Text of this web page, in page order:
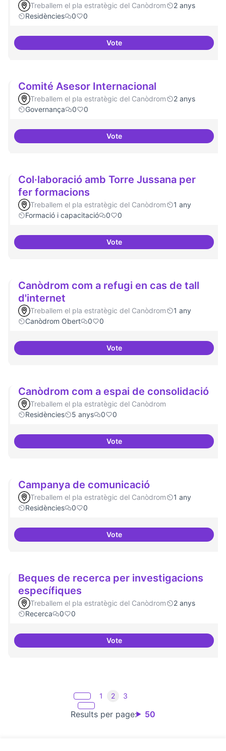
Treballem el pla estratègic del Canòdrom
2 anys
Residències
0 0
Vote Comunitat
Comité Asesor Internacional
Treballem el pla estratègic del Canòdrom
2 anys
Governança
0 0
VoteComité Asesor Internacional
Col·laboració amb Torre Jussana per
fer formacions
Treballem el pla estratègic del Canòdrom
1 any
Formació i capacitació
0 0
VoteCol·laboració amb Torre
Canòdrom com a refugi en cas de tall
d'internet
Treballem el pla estratègic del Canòdrom
1 any
Canòdrom Obert
0 0
VoteCanòdrom com a refugi en cas
Canòdrom com a espai de consolidació
Treballem el pla estratègic del Canòdrom
Residències
5 anys 0 0
VoteCanòdrom com a espai de
Campanya de comunicació
Treballem el pla estratègic del Canòdrom
1 any
Residències
0 0
VoteCampanya de comunicació
Beques de recerca per investigacions
específiques
Treballem el pla estratègic del Canòdrom
2 anys
Recerca
0 0
VoteBeques de recerca per
Results per page: 50
1 2 3